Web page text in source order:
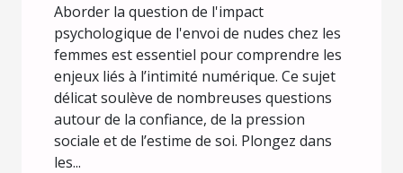
Aborder la question de l'impact
psychologique de l'envoi de nudes chez les
femmes est essentiel pour comprendre les
enjeux liés à l’intimité numérique. Ce sujet
délicat soulève de nombreuses questions
autour de la confiance, de la pression
sociale et de l’estime de soi. Plongez dans
les...